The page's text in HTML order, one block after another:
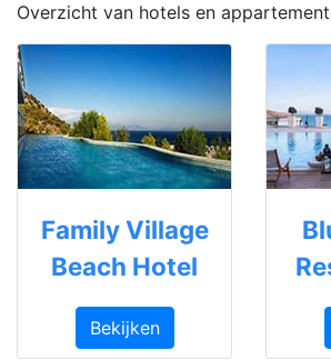
Overzicht van hotels en
Family Village
Beach Hotel
Bekijken